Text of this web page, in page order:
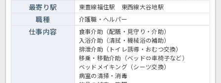
最寄り駅 東豊線福住駅 東西線大谷地駅
職種 介護職・ヘルパー
仕事内容
食事介助（配膳・見守り・介助）
入浴介助（清拭・機械浴の補助）
排泄介助（トイレ誘導・おむつ交換）
移乗・移動介助（ベッド⇔車椅子など）
ベッドメイキング（シーツ交換）
病室の清掃・消毒